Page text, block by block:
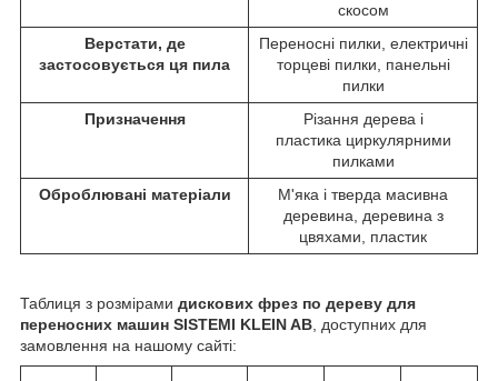
скосом
Верстати, де
застосовується ця пила
Переносні пилки, електричні
торцеві пилки, панельні
пилки
Призначення
Різання дерева і
пластика циркулярними
пилками
Оброблювані матеріали
М'яка і тверда масивна
деревина, деревина з
цвяхами, пластик
Таблиця з розмірами дискових фрез по дереву для
переносних машин SISTEMI KLEIN AB, доступних для
замовлення на нашому сайті: